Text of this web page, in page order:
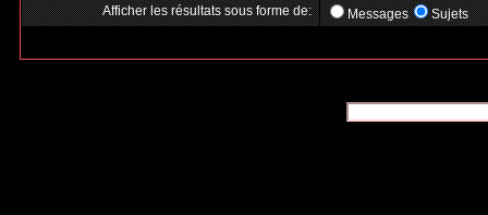
Afficher les résultats sous forme de: Messages Sujets